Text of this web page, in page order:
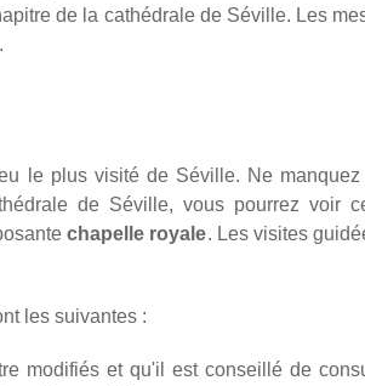
de la cathédrale de Séville. Les
le plus visité de Séville. Ne
de Séville, vous pourrez voir
chapelle royale. Les visites
les suivantes :
modifiés et qu'il est conseillé de